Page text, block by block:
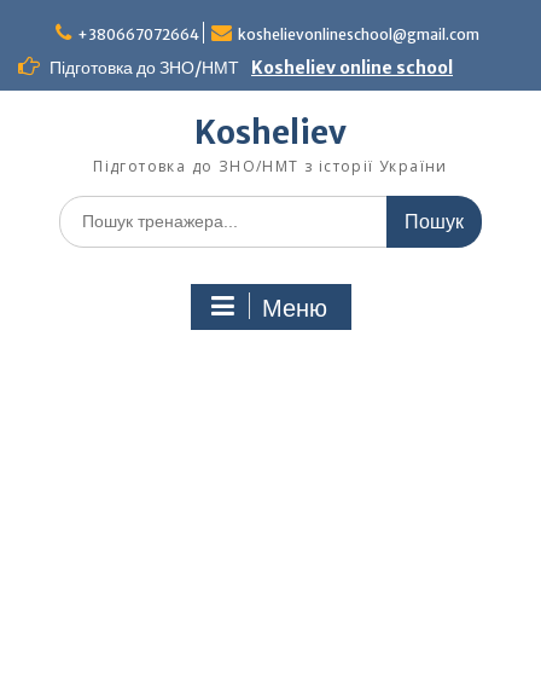
вмісту
+380667072664 koshelievonlineschool@gmail.com
Підготовка до ЗНО/НМТ Kosheliev online school
Kosheliev
Підготовка до ЗНО/НМТ з історії України
Шукати:
Меню